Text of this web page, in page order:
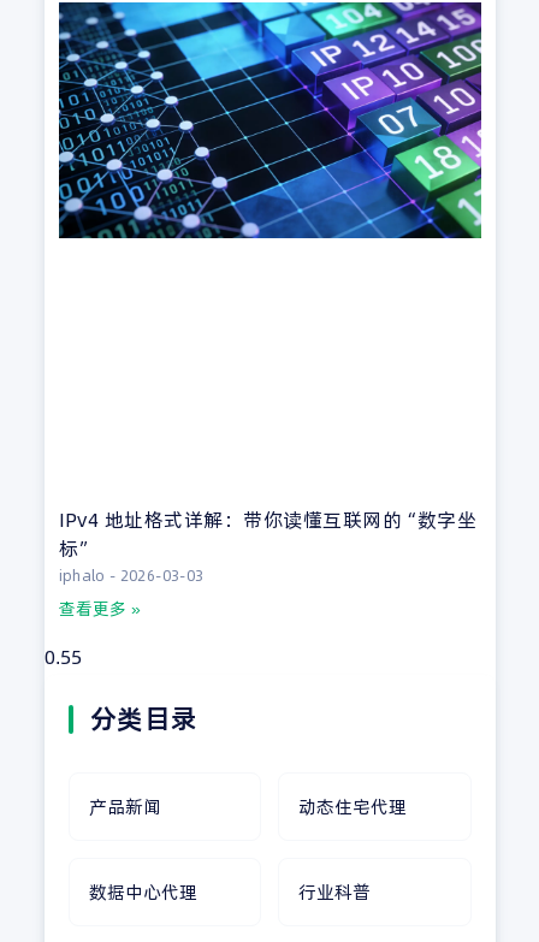
IPv4 地址格式详解：带你读懂互联网的“数字坐
标”
iphalo 2026-03-03
查看更多 »
分类目录
产品新闻 动态住宅代理
数据中心代理 行业科普